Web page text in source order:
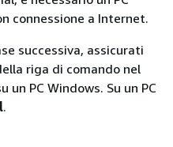
connessione a Internet.
successiva, assicurati
riga di comando nel
un PC Windows. Su un PC
.